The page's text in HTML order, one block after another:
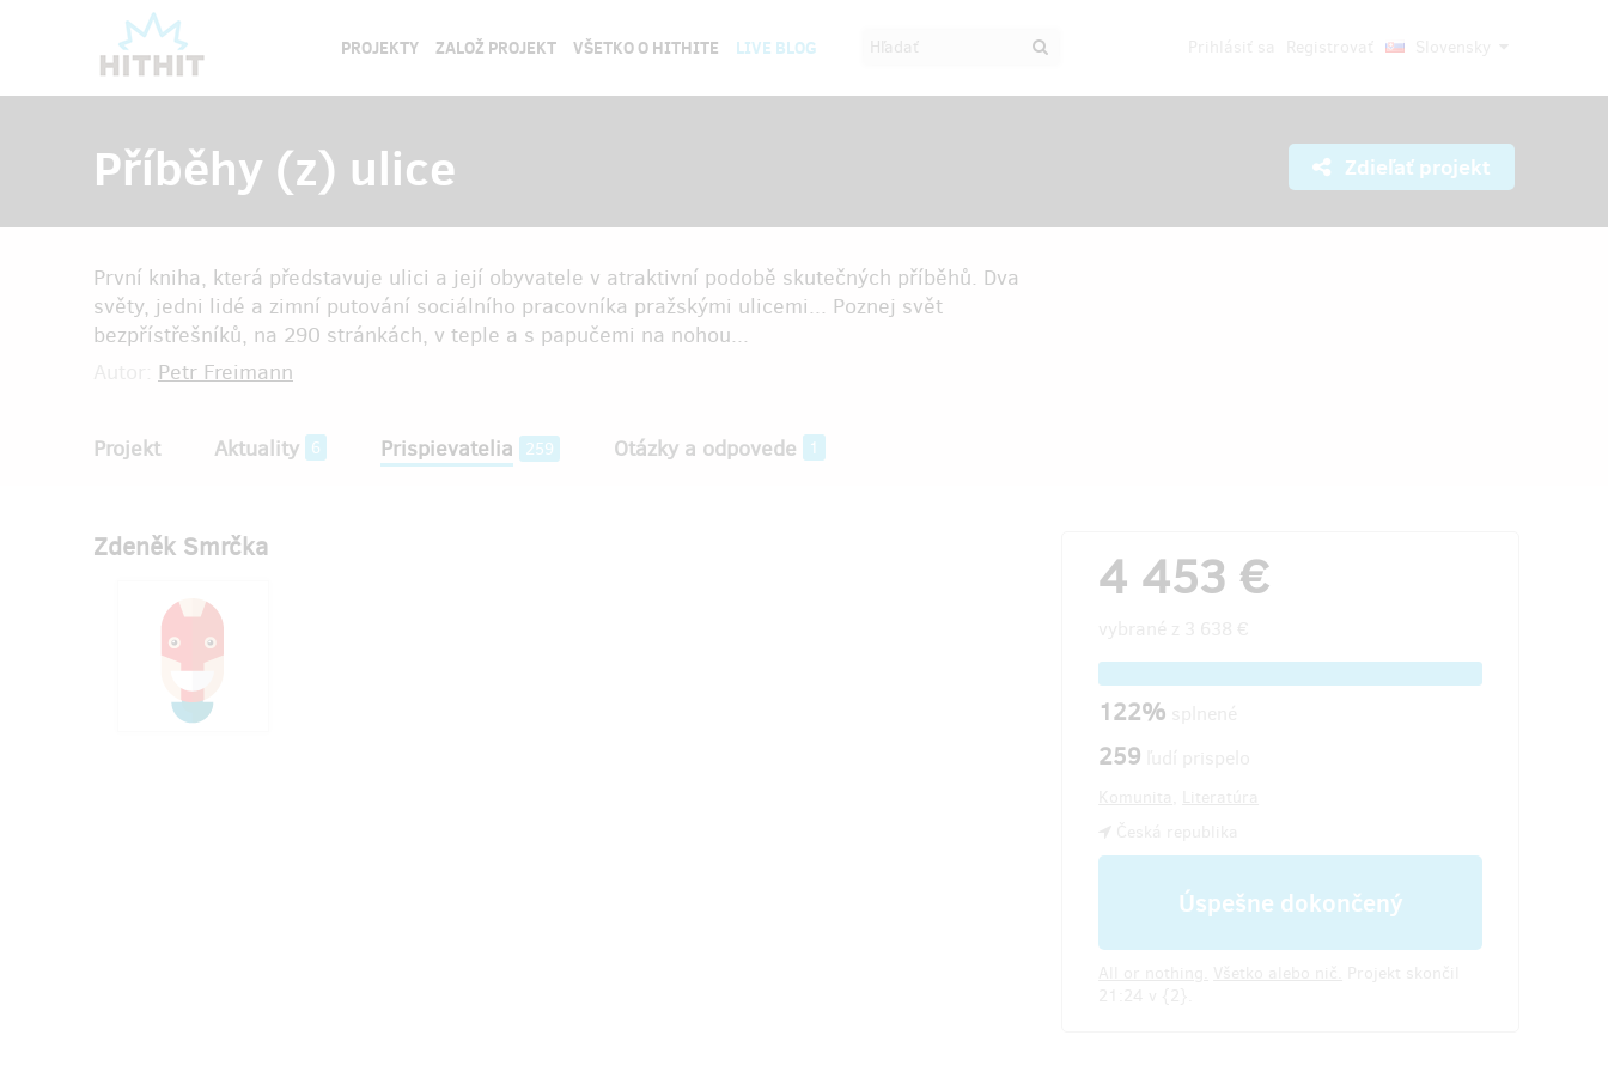
PROJEKTY ZALOŽ PROJEKT VŠETKO O HITHITE LIVE BLOG
Příběhy (z) ulice Zdieľať projekt
První kniha, která představuje ulici a její obyvatele v atraktivní podobě skutečných příběhů. Dva
světy, jedni lidé a zimní putování sociálního pracovníka pražskými ulicemi... Poznej svět
bezpřístřešníků, na 290 stránkách, v teple a s papučemi na nohou...
Petr Freimann
Projekt Aktuality 6 Prispievatelia 259 Otázky a odpovede 1
Zdeněk Smrčka 4 453 €
122%
259
Úspešne dokončený